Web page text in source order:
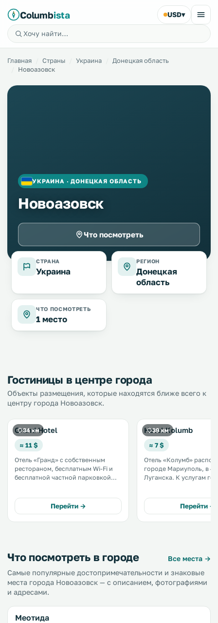
Columbista USD▾
Главная Страны Украина
Донецкая область
Новоазовск
УКРАИНА · ДОНЕЦКАЯ ОБЛАСТЬ
Новоазовск
Что посмотреть
СТРАНА
Украина
РЕГИОН
Донецкая
область
ЧТО ПОСМОТРЕТЬ
1 место
Гостиницы в центре города
Объекты размещения, которые находятся ближе всего к
центру города Новоазовск.
34 км
Grand Hotel
≈ 11 $
Отель «Гранд» с собственным
рестораном, бесплатным Wi-Fi и
бесплатной частной парковкой
Перейти →
39 км
Hotel Kolumb
≈ 7 $
Отель «Колумб»
городе Мариуполь, в
Луганска. К услугам гостей
возможно размещение
домашними животными.
номера оборудованы
Перейти →
Что посмотреть в городе
Все места →
Самые популярные достопримечательности и знаковые
места города Новоазовск — с описанием, фотографиями
и адресами.
Меотида